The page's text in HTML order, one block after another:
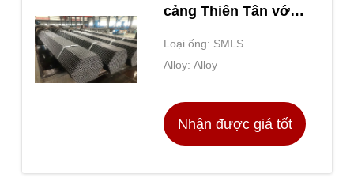
cảng Thiên Tân với
độ dày tường 2mm
60mm
Loại ống: SMLS
Alloy: Alloy
Nhận được giá tốt